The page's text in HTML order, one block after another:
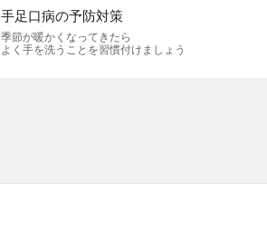
手足口病の予防対策
季節が暖かくなってきたら
よく手を洗うことを習慣付けましょう